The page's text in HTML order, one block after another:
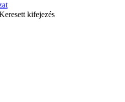
kifejezés